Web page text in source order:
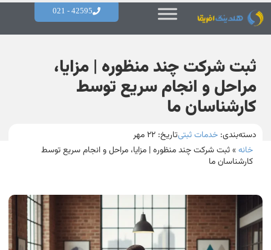
42595 - 021
ثبت شرکت چند منظوره | مزایا،
مراحل و انجام سریع توسط
کارشناسان ما
دسته‌بندی: خدمات ثبتیتاریخ:
خانه»ثبت شرکت چند منظوره | مزایا، مراحل و انجام سریع توسط
کارشناسان ما